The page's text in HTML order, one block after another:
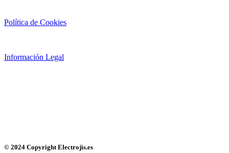
Política de Cookies
Información Legal
© 2024 Copyright Electrojis.es